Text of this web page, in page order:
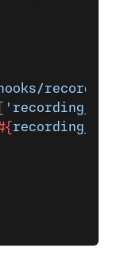
'recording_url'
recording_url